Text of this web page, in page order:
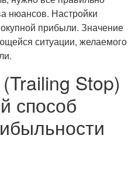
нюансов. Настройки
прибыли. Значение
ситуации, желаемого
Stop)
способ